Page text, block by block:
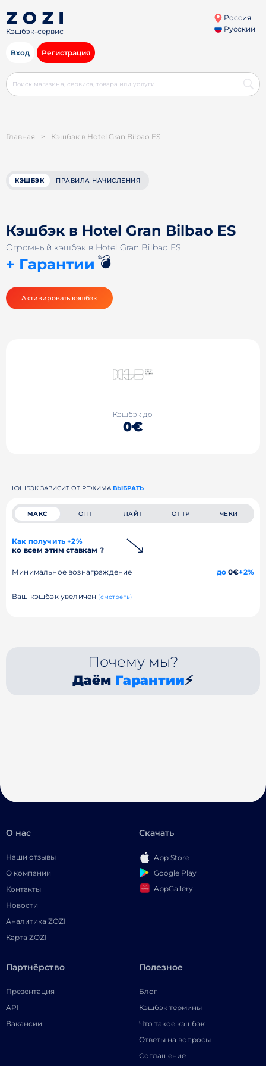
Кэшбэк-сервис
Россия
Русский
Вход Регистрация
Главная > Кэшбэк в Hotel Gran Bilbao ES
КЭШБЭК ПРАВИЛА НАЧИСЛЕНИЯ
Кэшбэк в Hotel Gran Bilbao ES
Огромный кэшбэк в Hotel Gran Bilbao ES
+ Гарантии 💣
Активировать кэшбэк
Кэшбэк до
0€
КЭШБЭК ЗАВИСИТ ОТ РЕЖИМА ВЫБРАТЬ
МАКС ОПТ ЛАЙТ ОТ 1₽ ЧЕКИ
Как получить +2%
ко всем этим ставкам ?
Минимальное вознаграждение до0€+2%
Ваш кэшбэк увеличен (смотреть)
Почему мы?
Даём Гарантии⚡
О нас
Наши отзывы
О компании
Контакты
Новости
Аналитика ZOZI
Карта ZOZI
Скачать
App Store
Google Play
AppGallery
Партнёрство
Презентация
API
Вакансии
Полезное
Блог
Кэшбэк термины
Что такое кэшбэк
Ответы на вопросы
Соглашение